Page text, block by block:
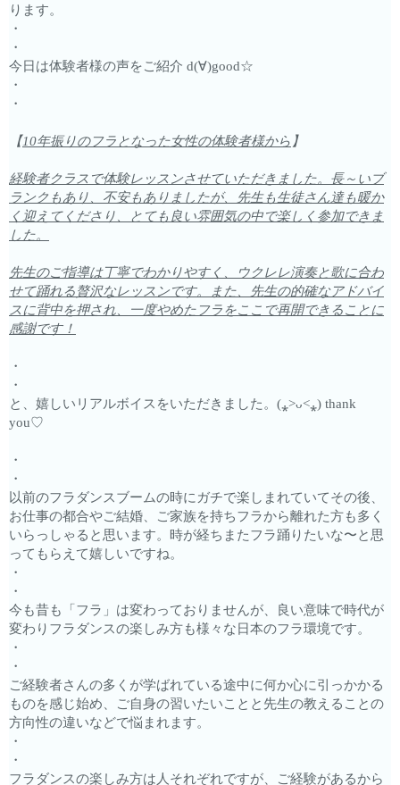
ります。
・
・
今日は体験者様の声をご紹介 d(∀)good☆
・
・
【10年振りのフラとなった女性の体験者様から 】
経験者クラスで体験レッスンさせていただきました。長～いブ
ランクもあり、不安もありましたが、先生も生徒さん達も暖か
く迎えてくださり、とても良い雰囲気の中で楽しく参加できま
した。
先生のご指導は丁寧でわかりやすく、ウクレレ演奏と歌に合わ
せて踊れる贅沢なレッスンです。また、先生の的確なアドバイ
スに背中を押され、一度やめたフラをここで再開できることに
感謝です！
・
・
と、嬉しいリアルボイスをいただきました。(⁎˃ᴗ˂⁎) thank
you♡
・
・
以前のフラダンスブームの時にガチで楽しまれていてその後、
お仕事の都合やご結婚、ご家族を持ちフラから離れた方も多く
いらっしゃると思います。時が経ちまたフラ踊りたいな〜と思
ってもらえて嬉しいですね。
・
・
今も昔も「フラ」は変わっておりませんが、良い意味で時代が
変わりフラダンスの楽しみ方も様々な日本のフラ環境です。
・
・
ご経験者さんの多くが学ばれている途中に何か心に引っかかる
ものを感じ始め、ご自身の習いたいことと先生の教えることの
方向性の違いなどで悩まれます。
・
・
フラダンスの楽しみ方は人それぞれですが、ご経験があるから